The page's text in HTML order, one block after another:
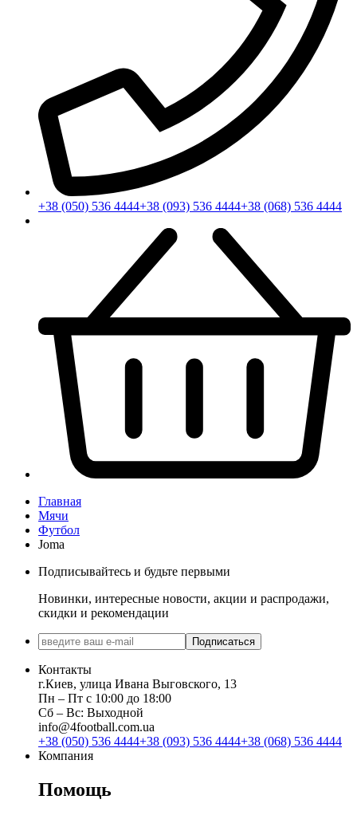
+38 (050) 536 4444+38 (093) 536 4444+38 (068) 536 4444
Главная
Мячи
Футбол
Joma
Подписывайтесь и будьте первыми
Новинки, интересные новости, акции и распродажи,
скидки и рекомендации
Подписаться
Контакты
г.Киев, улица Ивана Выговского, 13
Пн ‒ Пт с 10:00 до 18:00
Сб ‒ Вс: Выходной
info@4football.com.ua
+38 (050) 536 4444+38 (093) 536 4444+38 (068) 536 4444
Компания
Помощь